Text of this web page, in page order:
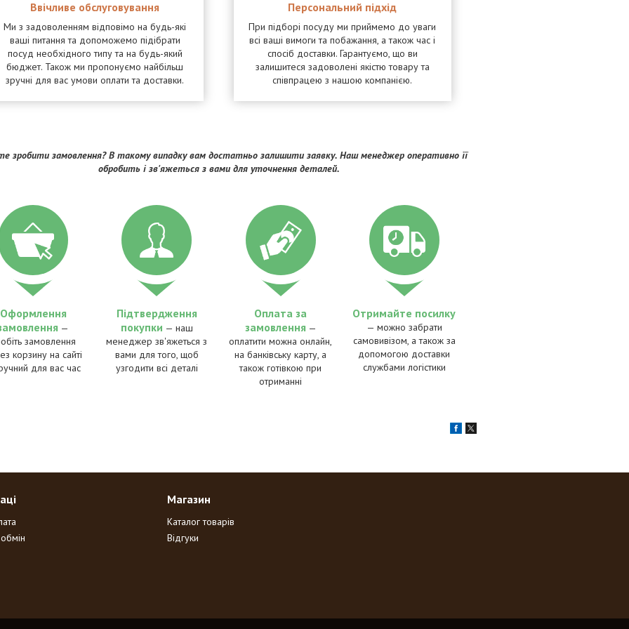
Ввічливе обслуговування
Ми з задоволенням відповімо на будь-які
ваші питання та допоможемо підібрати
посуд необхідного типу та на будь-який
бюджет. Також ми пропонуємо найбільш
зручні для вас умови оплати та доставки.
Персональний підхід
При підборі посуду ми приймемо до уваги
всі ваші вимоги та побажання, а також час і
спосіб доставки. Гарантуємо, що ви
залишитеся задоволені якістю товару та
співпрацею з нашою компанією.
зробити замовлення? В такому випадку вам достатньо залишити заявку. Наш менеджер оперативно її
обробить і зв'яжеться з вами для уточнення деталей.
Оформлення
—
замовлення
корзину на сайті
для вас час
Підтвердження
покупки — наш
менеджер зв'яжеться з
вами для того, щоб
узгодити всі деталі
Оплата за
замовлення —
оплатити можна онлайн,
на банківську карту, а
також готівкою при
отриманні
Отримайте посилку
— можно забрати
самовивізом, а також за
допомогою доставки
службами логістики
Магазин
Каталог товарів
Відгуки